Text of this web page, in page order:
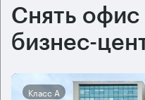
Снять
бизнес-
Класс А